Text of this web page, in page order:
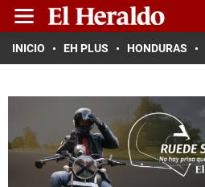
INICIO EH PLUS HONDURAS